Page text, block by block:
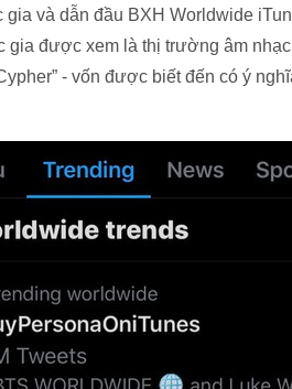
gia và dẫn đầu BXH Worldwide
gia được xem là thị trường âm
- vốn được biết đến có ý